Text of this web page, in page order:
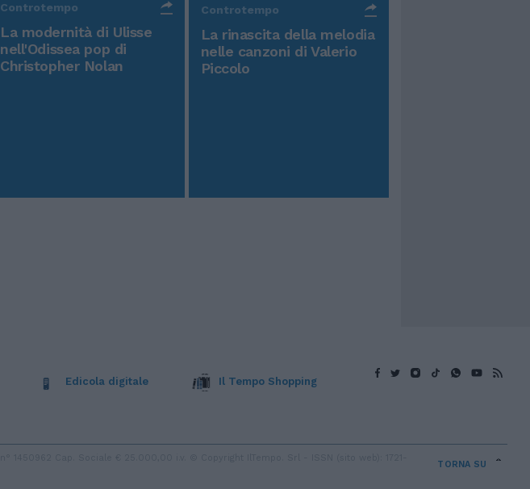
Controtempo
La modernità di Ulisse
nell'Odissea pop di
Christopher Nolan
Controtempo
La rinascita della melodia
nelle canzoni di Valerio
Piccolo
Edicola digitale Il Tempo Shopping
TORNA SU